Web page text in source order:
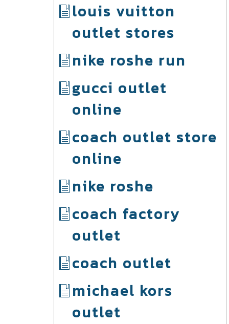
louis vuitton
outlet stores
nike roshe run
gucci outlet
online
coach outlet store
online
nike roshe
coach factory
outlet
coach outlet
michael kors
outlet